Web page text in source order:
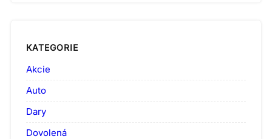
KATEGORIE
Akcie
Auto
Dary
Dovolená